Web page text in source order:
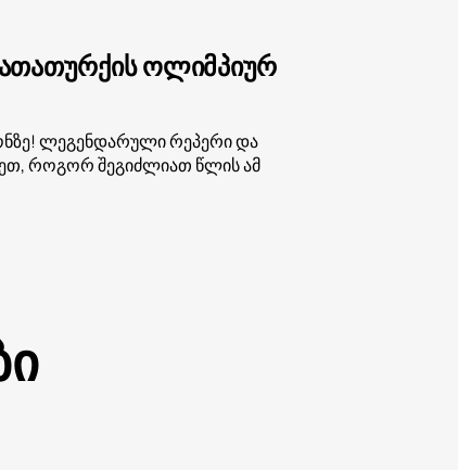
ათათურქის ოლიმპიურ
ლეგენდარული რეპერი და
როგორ შეგიძლიათ წლის ამ